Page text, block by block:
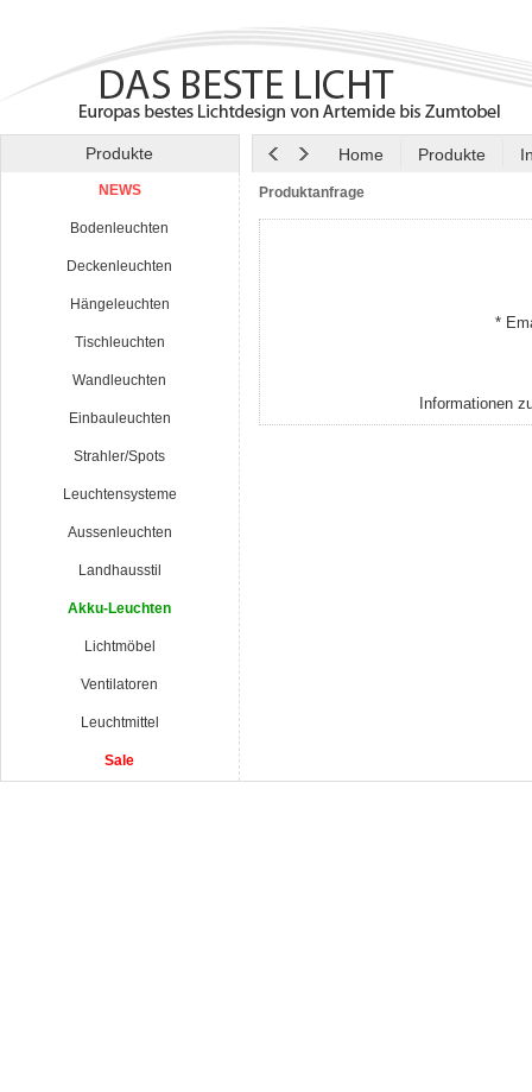
Produkte Home Produkte
NEWS
Bodenleuchten
Deckenleuchten
Hängeleuchten
Tischleuchten
Wandleuchten
Einbauleuchten
Strahler/Spots
Leuchtensysteme
Aussenleuchten
Landhausstil
Akku-Leuchten
Lichtmöbel
Ventilatoren
Leuchtmittel
Sale
Produktanfrage
*
Informationen